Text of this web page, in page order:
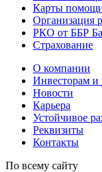
Карты
Организация
РКО от ББР
Страхование
О компании
Инвесторам и
Новости
Карьера
Устойчивое
Реквизиты
Контакты
По всему сайту